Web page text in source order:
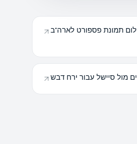
תמונת פספורט לארה"ב
מול סיישל עבור ירח דבש